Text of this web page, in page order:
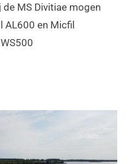
MS Divitiae mogen
AL600 en Micfil